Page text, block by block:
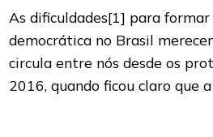
As dificuldades[1] para
democrática no Brasil
circula entre nós desde os
2016, quando ficou claro que a